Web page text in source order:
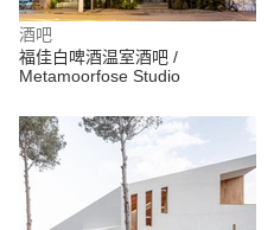
酒吧
福佳白啤酒温室酒吧 /
Metamoorfose Studio